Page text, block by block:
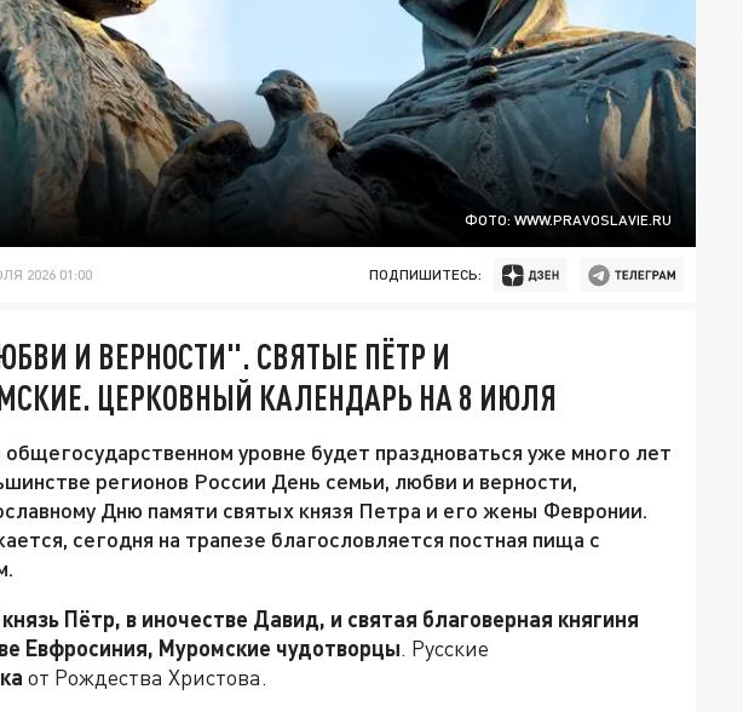
ФОТО: WWW.PRAVOSLAVIE.RU
2026 01:00 ПОДПИШИТЕСЬ:
И ВЕРНОСТИ". СВЯТЫЕ ПЁТР И
ЦЕРКОВНЫЙ КАЛЕНДАРЬ НА 8 ИЮЛЯ
уровне будет праздноваться уже много лет
регионов России День семьи, любви и верности,
Дню памяти святых князя Петра и его жены Февронии.
сегодня на трапезе благословляется постная пища с
Пётр, в иночестве Давид, и святая благоверная княгиня
Евфросиния, Муромские чудотворцы. Русские
от Рождества Христова.